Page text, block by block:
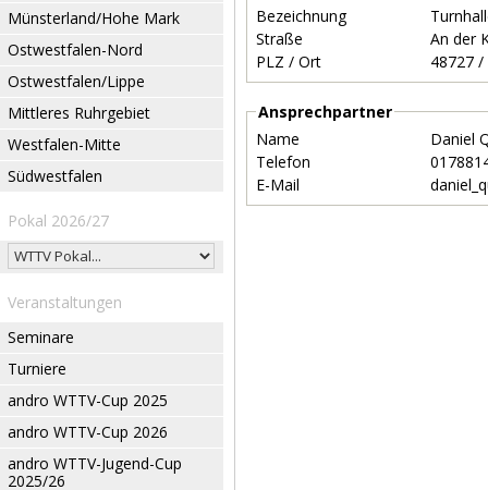
Münsterland/Hohe Mark
Ostwestfalen-Nord
Ostwestfalen/Lippe
Mittleres Ruhrgebiet
Westfalen-Mitte
Südwestfalen
Pokal 2026/27
Veranstaltungen
Seminare
Turniere
andro WTTV-Cup 2025
andro WTTV-Cup 2026
andro WTTV-Jugend-Cup
2025/26
Bezeichnung
Straße
An der
PLZ / Ort
Ansprechpartner
Name
Daniel
Telefon
E-Mail